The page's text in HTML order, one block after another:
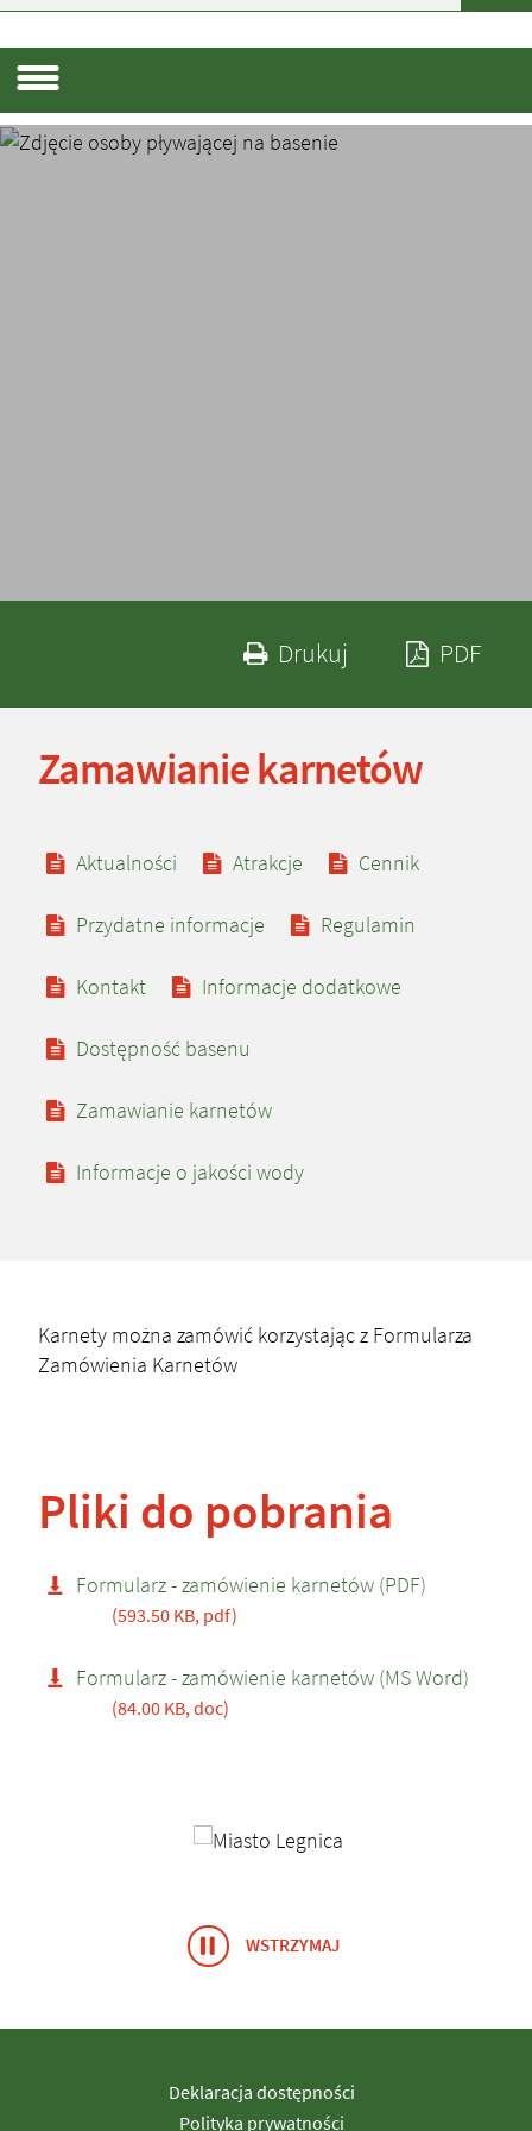
Menu dodatkowe
Menu dodatkowe
DrukujDrukuj PDF
Zamawianie karnetów
Zobacz również
Aktualności Atrakcje Cennik
Przydatne informacje Regulamin
Kontakt Informacje dodatkowe
Dostępność basenu
Zamawianie karnetów
Informacje o jakości wody
Karnety można zamówić korzystając z Formularza
Zamówienia Karnetów
Pliki do pobrania
Formularz - zamówienie karnetów (PDF)
(593.50 KB, pdf)
Formularz - zamówienie karnetów (MS Word)
(84.00 KB, doc)
Banery/Logo
WSTRZYMAJ
Deklaracja dostępności
Polityka prywatności